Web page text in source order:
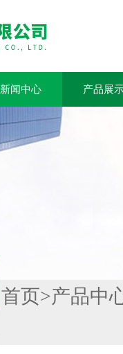
新闻中心 产品展
首页>产品中